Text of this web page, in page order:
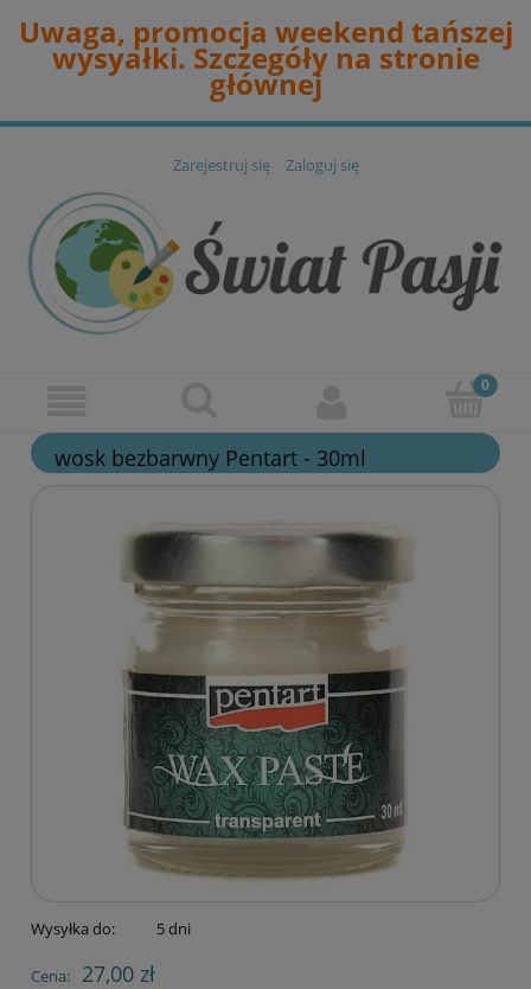
Uwaga, promocja weekend tańszej
wysyałki. Szczegóły na stronie
głównej
Zarejestruj się Zaloguj się
wosk bezbarwny Pentart - 30ml
Wysyłka do: 5 dni
Cena: 27,00 zł